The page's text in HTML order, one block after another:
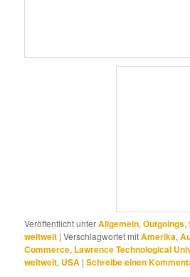
Veröffentlicht unterAllgemein,Outgoings,
weltweit |Verschlagwortet mitAmerika,
Commerce, Lawrence Technological
weltweit, USA |Schreibe einen